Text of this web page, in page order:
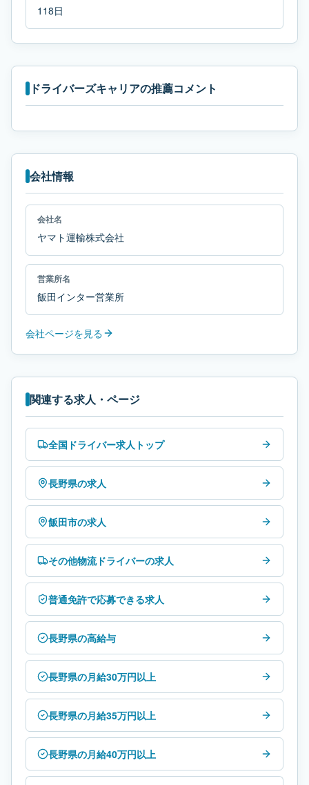
118日
ドライバーズキャリアの推薦コメント
会社情報
会社名
ヤマト運輸株式会社
営業所名
飯田インター営業所
会社ページを見る
関連する求人・ページ
全国ドライバー求人トップ
長野県の求人
飯田市の求人
その他物流ドライバーの求人
普通免許で応募できる求人
長野県の高給与
長野県の月給30万円以上
長野県の月給35万円以上
長野県の月給40万円以上